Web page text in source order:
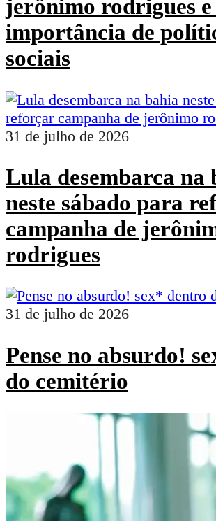
jerônimo rodrigues e
importância de
sociais
31 de julho de 2026
Lula desembarca na
neste sábado para
campanha de
rodrigues
31 de julho de 2026
Pense no absurdo!
do cemitério